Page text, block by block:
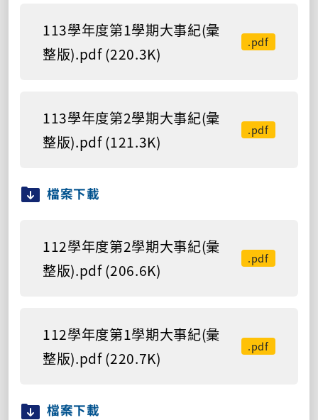
113學年度第1學期大事紀(彙
整版).pdf (220.3K)
.pdf
113學年度第2學期大事紀(彙
整版).pdf (121.3K)
.pdf
檔案下載
112學年度第2學期大事紀(彙
整版).pdf (206.6K)
.pdf
112學年度第1學期大事紀(彙
整版).pdf (220.7K)
.pdf
檔案下載